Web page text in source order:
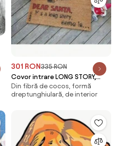
301 RON335 RON
Covor intrare LONG STORY,
40x70 cm, forma
dreptunghiulara, fibre de co
Din fibră de cocos, formă
dreptunghiulară, de interior